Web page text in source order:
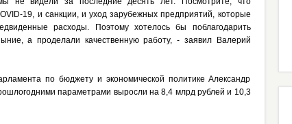
19, и санкции, и уход зарубежных предприятий, которые
расходы. Поэтому хотелось бы поблагодарить
а проделали качественную работу, - заявил Валерий
по бюджету и экономической политике Александр
параметрами выросли на 8,4 млрд рублей и 10,3